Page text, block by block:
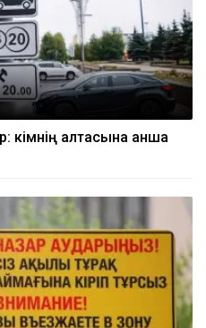
кімнің қалтасына қанша